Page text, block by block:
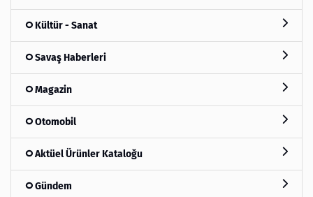
Kültür - Sanat
Savaş Haberleri
Magazin
Otomobil
Aktüel Ürünler Kataloğu
Gündem